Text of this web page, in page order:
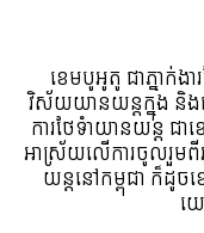
ខេមបូអូតូ ជាភ្នាក់
វិស័យយានយន្តក្នុង និង
ការថែទំាយានយន្ត ជា
អាស្រ័យលើការចូលរួម
យន្តនៅកម្ពុជា ក៏ដូចខ
យ